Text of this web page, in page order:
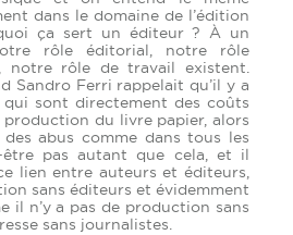
dans le domaine de l’édition
ça sert un éditeur ? À un
rôle éditorial, notre rôle
notre rôle de travail existent.
Sandro Ferri rappelait qu’il y a
qui sont directement des coûts
production du livre papier, alors
abus comme dans tous les
être pas autant que cela, et il
lien entre auteurs et éditeurs,
sans éditeurs et évidemment
il n’y a pas de production sans
sans journalistes.